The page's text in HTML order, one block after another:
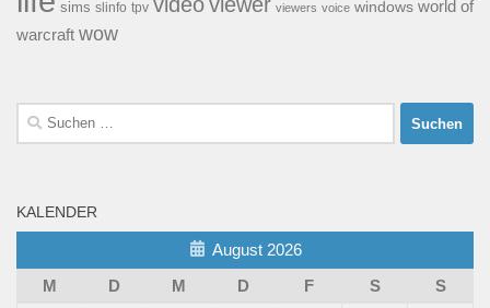
sims slinfo tpv viewers voice windows world of
warcraft wow
Suchen
nach:
KALENDER
August 2026
M
D M D F S
S